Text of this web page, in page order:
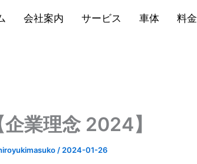
会社案内 サービス 車体 料金
企業理念 2024】
/ 2024-01-26